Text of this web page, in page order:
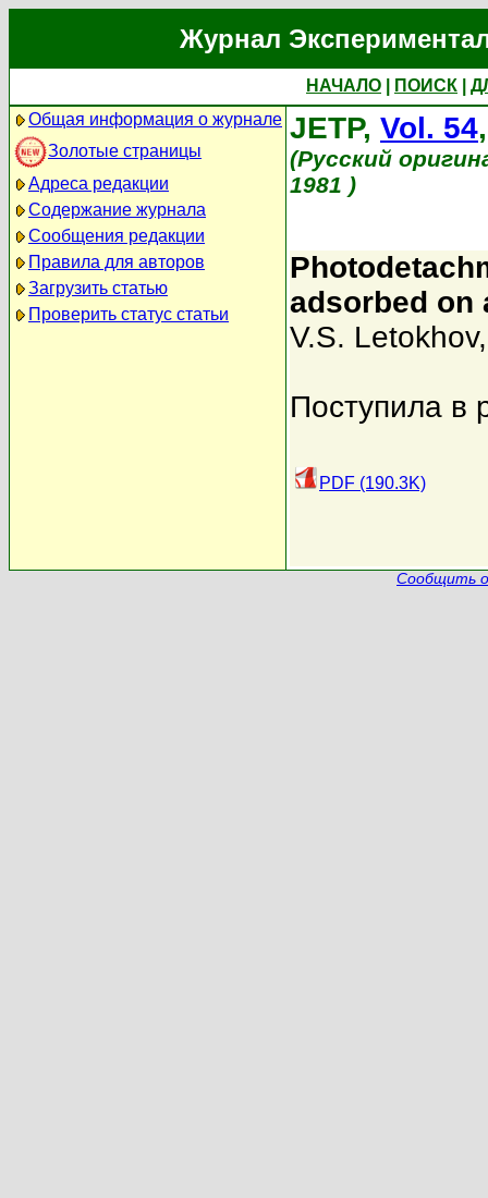
Журнал
НАЧАЛО ПОИСК
Общая информация о журнале
Золотые страницы
Адреса редакции
Содержание журнала
Сообщения редакции
Правила для авторов
Загрузить статью
Проверить статус статьи
JETP, Vol. 54
(Русский
1981 )
adsorbed on
V.S. Letokhov
Поступила в
PDF (190.3K)
Сообщить о